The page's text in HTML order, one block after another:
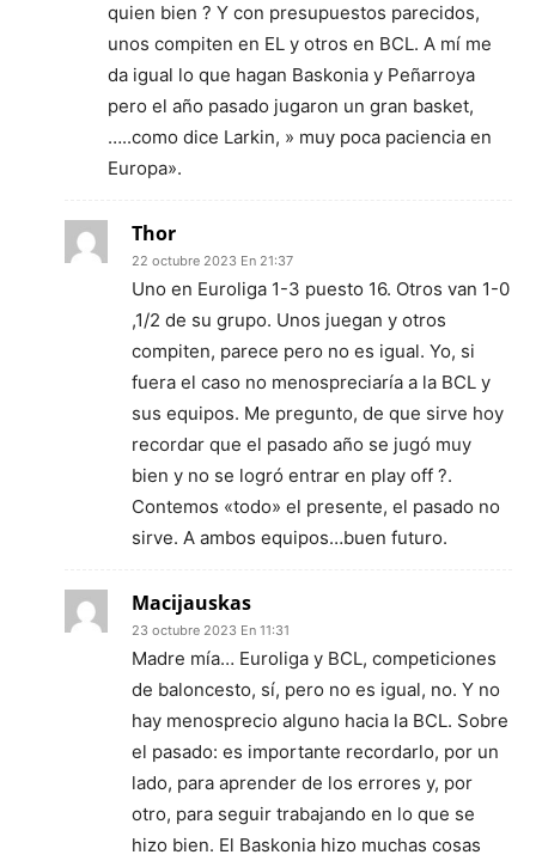
quien bien ? Y con presupuestos parecidos,
unos compiten en EL y otros en BCL. A mí me
da igual lo que hagan Baskonia y Peñarroya
pero el año pasado jugaron un gran basket,
…..como dice Larkin, » muy poca paciencia en
Europa».
Thor
22 octubre 2023 En 21:37
Uno en Euroliga 1-3 puesto 16. Otros van 1-0
,1/2 de su grupo. Unos juegan y otros
compiten, parece pero no es igual. Yo, si
fuera el caso no menospreciaría a la BCL y
sus equipos. Me pregunto, de que sirve hoy
recordar que el pasado año se jugó muy
bien y no se logró entrar en play off ?.
Contemos «todo» el presente, el pasado no
sirve. A ambos equipos…buen futuro.
Macijauskas
23 octubre 2023 En 11:31
Madre mía… Euroliga y BCL, competiciones
de baloncesto, sí, pero no es igual, no. Y no
hay menosprecio alguno hacia la BCL. Sobre
el pasado: es importante recordarlo, por un
lado, para aprender de los errores y, por
otro, para seguir trabajando en lo que se
hizo bien. El Baskonia hizo muchas cosas